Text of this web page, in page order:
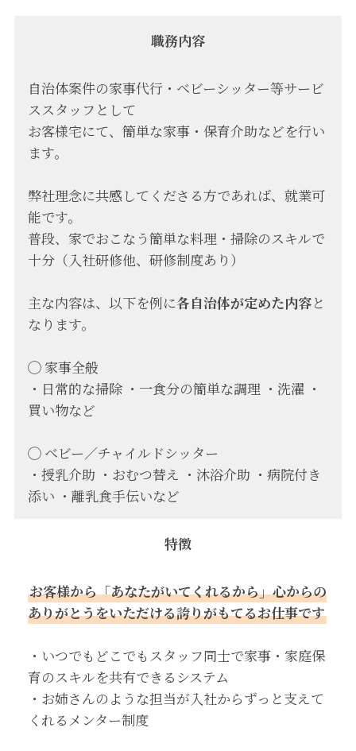
職務内容
自治体案件の家事代行・ベビーシッター等サービ
ススタッフとして
お客様宅にて、簡単な家事・保育介助などを行い
ます。
弊社理念に共感してくださる方であれば、就業可
能です。
普段、家でおこなう簡単な料理・掃除のスキルで
十分（入社研修他、研修制度あり）
主な内容は、以下を例に各自治体が定めた内容と
なります。
◯ 家事全般
・日常的な掃除 ・一食分の簡単な調理 ・洗濯 ・
買い物など
◯ ベビー／チャイルドシッター
・授乳介助 ・おむつ替え ・沐浴介助 ・病院付き
添い ・離乳食手伝いなど
特徴
お客様から「あなたがいてくれるから」心からの
ありがとうをいただける誇りがもてるお仕事です
・いつでもどこでもスタッフ同士で家事・家庭保
育のスキルを共有できるシステム
・お姉さんのような担当が入社からずっと支えて
くれるメンター制度